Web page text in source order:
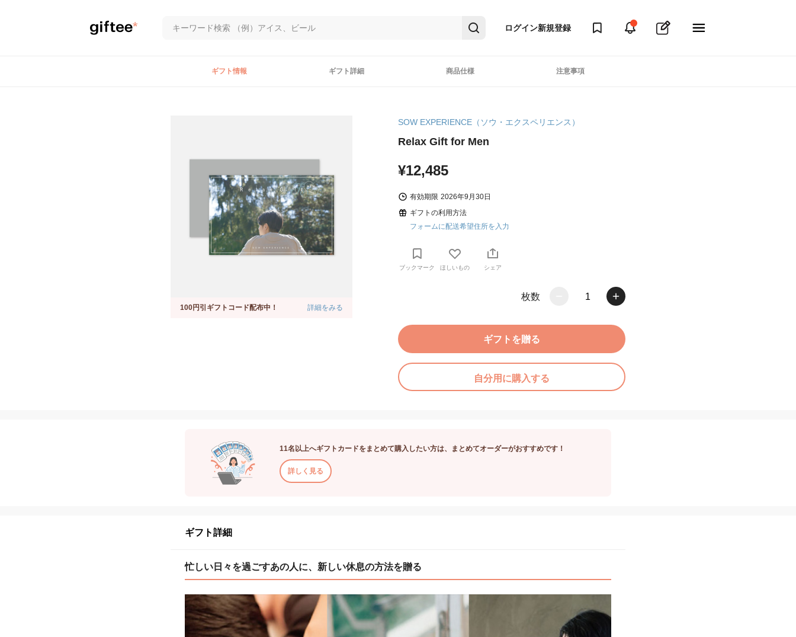
ログイン新規登録
ギフト情報 ギフト詳細 商品仕様 注意事項
100円引ギフトコード配布中！ 詳細をみる
SOW EXPERIENCE（ソウ・エクスペリエンス）
Relax Gift for Men
¥12,485
有効期限 2026年9月30日
ギフトの利用方法
フォームに配送希望住所を入力
ブックマーク ほしいもの シェア
枚数 1
ギフトを贈る
自分用に購入する
11名以上へギフトカードをまとめて購入したい方は、まとめてオーダーがおすすめです！
詳しく見る
ギフト詳細
忙しい日々を過ごすあの人に、新しい休息の方法を贈る